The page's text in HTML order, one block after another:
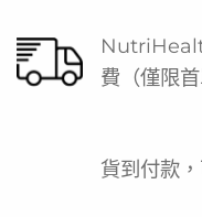
費（僅限首
貨到付款